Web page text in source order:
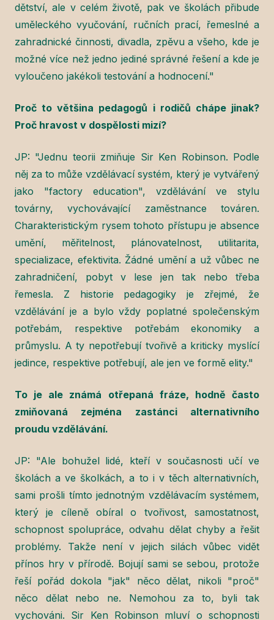
dětství, ale v celém životě, pak ve školách přibude
uměleckého vyučování, ručních prací, řemeslné a
zahradnické činnosti, divadla, zpěvu a všeho, kde je
možné více než jedno jediné správné řešení a kde je
vyloučeno jakékoli testování a hodnocení."
Proč to většina pedagogů i rodičů chápe jinak?
Proč hravost v dospělosti mizí?
JP: "Jednu teorii zmiňuje Sir Ken Robinson. Podle
něj za to může vzdělávací systém, který je vytvářený
jako "factory education", vzdělávání ve stylu
továrny, vychovávající zaměstnance továren.
Charakteristickým rysem tohoto přístupu je absence
umění, měřitelnost, plánovatelnost, utilitarita,
specializace, efektivita. Žádné umění a už vůbec ne
zahradničení, pobyt v lese jen tak nebo třeba
řemesla. Z historie pedagogiky je zřejmé, že
vzdělávání je a bylo vždy poplatné společenským
potřebám, respektive potřebám ekonomiky a
průmyslu. A ty nepotřebují tvořivě a kriticky myslící
jedince, respektive potřebují, ale jen ve formě elity."
To je ale známá otřepaná fráze, hodně často
zmiňovaná zejména zastánci alternativního
proudu vzdělávání.
JP: "Ale bohužel lidé, kteří v současnosti učí ve
školách a ve školkách, a to i v těch alternativních,
sami prošli tímto jednotným vzdělávacím systémem,
který je cíleně obíral o tvořivost, samostatnost,
schopnost spolupráce, odvahu dělat chyby a řešit
problémy. Takže není v jejich silách vůbec vidět
přínos hry v přírodě. Bojují sami se sebou, protože
řeší pořád dokola "jak" něco dělat, nikoli "proč"
něco dělat nebo ne. Nemohou za to, byli tak
vychováni. Sir Ken Robinson mluví o schopnosti